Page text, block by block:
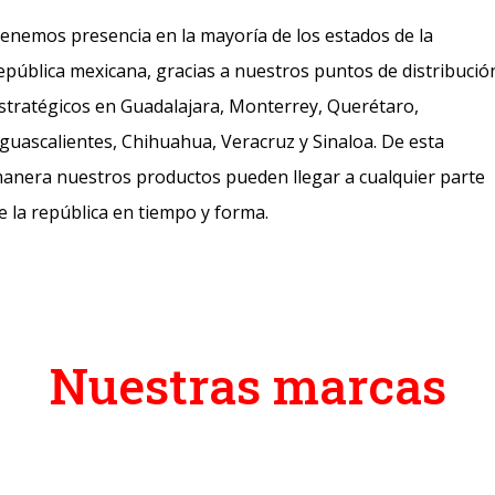
presencia en la mayoría de los estados de la
mexicana, gracias a nuestros puntos de
en Guadalajara, Monterrey, Querétaro,
Chihuahua, Veracruz y Sinaloa. De esta
nuestros productos pueden llegar a cualquier parte
la república en tiempo y forma.
Nuestras marcas